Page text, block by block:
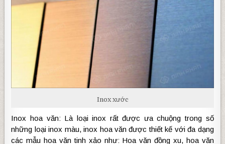
Inox xước
Inox hoa văn: Là loại inox rất được ưa chuộng trong số
những loại inox màu, inox hoa văn được thiết kế với đa dạng
các mẫu hoa văn tinh xảo như: Hoa văn đồng xu, hoa văn